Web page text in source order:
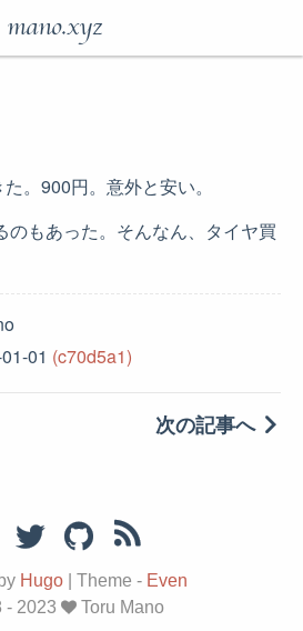
mano.xyz
。900円。意外と安い。
のもあった。そんなん、タイヤ買
01 (c70d5a1)
次の記事へ
Hugo Theme - Even
- 2023
Toru Mano